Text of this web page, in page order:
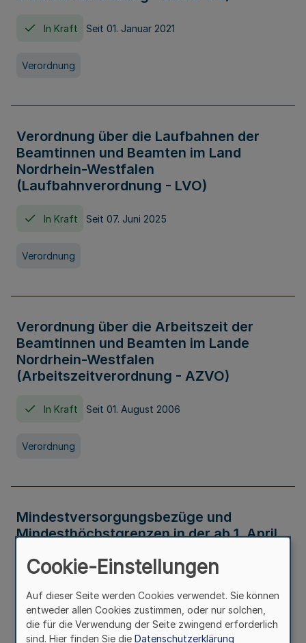
In Kraft Seit 01. Januar 2021
Verordnung
Verordnung über die Laufbahnen der
Beamtinnen und Beamten im Land
Nordrhein-Westfalen
(Laufbahnverordnung - LVO)
In Kraft Seit 07. Juni 2025
Verordnung
Verordnung über die Arbeitszeit der
Beamtinnen und Beamten im Lande
Nordrhein-Westfalen
(Arbeitszeitverordnung - AZVO)
In Kraft Seit 01. August 2006
Verordnung
Mindestversorgungsbezüge und
Mindesthöchstgrenzen in der ab 1. April
Verwaltungsvorschrift
Cookie-Einstellungen
Auf dieser Seite werden Cookies verwendet. Sie können
entweder allen Cookies zustimmen, oder nur solchen,
die für die Verwendung der Seite zwingend erforderlich
sind. Hier finden Sie die Datenschutzerklärung